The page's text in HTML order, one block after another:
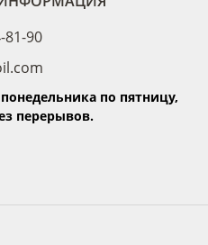
81-90
по пятницу,
перерывов.